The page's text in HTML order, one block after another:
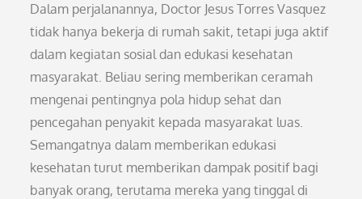
Dalam perjalanannya, Doctor Jesus Torres Vasquez
tidak hanya bekerja di rumah sakit, tetapi juga aktif
dalam kegiatan sosial dan edukasi kesehatan
masyarakat. Beliau sering memberikan ceramah
mengenai pentingnya pola hidup sehat dan
pencegahan penyakit kepada masyarakat luas.
Semangatnya dalam memberikan edukasi
kesehatan turut memberikan dampak positif bagi
banyak orang, terutama mereka yang tinggal di